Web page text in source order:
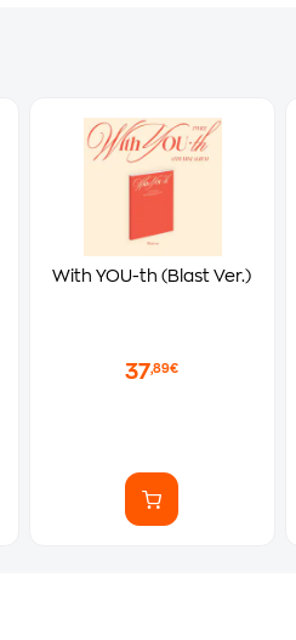
With YOU-th (Blast Ver.)
37,89€